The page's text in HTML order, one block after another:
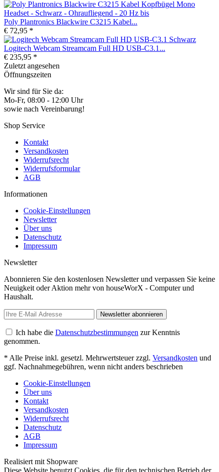
Poly Plantronics Blackwire C3215 Kabel...
€ 72,95 *
Logitech Webcam Streamcam Full HD USB-C3.1...
€ 235,95 *
Zuletzt angesehen
Öffnungszeiten
Wir sind für Sie da:
Mo-Fr, 08:00 - 12:00 Uhr
sowie nach Vereinbarung!
Shop Service
Kontakt
Versandkosten
Widerrufsrecht
Widerrufsformular
AGB
Informationen
Cookie-Einstellungen
Newsletter
Über uns
Datenschutz
Impressum
Newsletter
Abonnieren Sie den kostenlosen Newsletter und verpassen Sie keine
Neuigkeit oder Aktion mehr von houseWorX - Computer und
Haushalt.
Newsletter abonnieren
Ich habe die Datenschutzbestimmungen zur Kenntnis
genommen.
* Alle Preise inkl. gesetzl. Mehrwertsteuer zzgl. Versandkosten und
ggf. Nachnahmegebühren, wenn nicht anders beschrieben
Cookie-Einstellungen
Über uns
Kontakt
Versandkosten
Widerrufsrecht
Datenschutz
AGB
Impressum
Realisiert mit Shopware
Diese Website benutzt Cookies, die für den technischen Betrieb der